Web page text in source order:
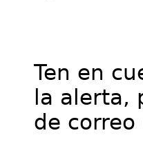
Ten en
la alerta,
de